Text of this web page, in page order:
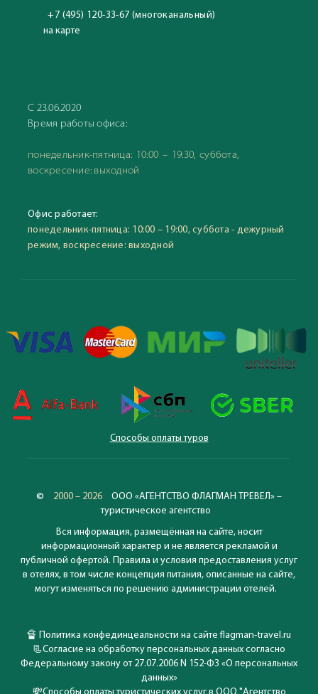
+7 (495) 120-33-67 (многоканальный)
на карте
С 23.06.2020
Время работы офиса:
понедельник-пятница: 10:00 – 19:30, суббота,
воскресение: выходной
Офис работает:
понедельник-пятница: 10:00 – 19:00, суббота - дежурный
режим, воскресение: выходной
Способы оплаты туров
© 2000 – 2026
ООО «АГЕНТСТВО ФЛАГМАН ТРЕВЕЛ» –
туристическое агентство
Вся информация, размещённая на сайте, носит
информационный характер и не является рекламой и
публичной офертой. Правила и условия предоставления услуг
в отелях, в том числе концепция питания, описанные на сайте,
могут изменяться по решению администрации отелей.
🔏 Политика конфединцеальности на сайте flagman-travel.ru
📃Согласие на обработку персональных данных согласно
Федеральному закону от 27.07.2006 N 152-ФЗ «О персональных
данных»